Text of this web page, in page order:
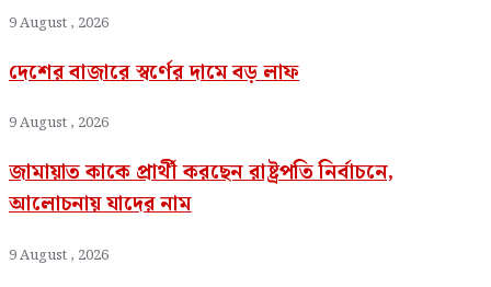
9 August , 2026
দেশের বাজারে স্বর্ণের দামে বড় লাফ
9 August , 2026
জামায়াত কাকে প্রার্থী করছেন রাষ্ট্রপতি নির্বাচনে,
আলোচনায় যাদের নাম
9 August , 2026